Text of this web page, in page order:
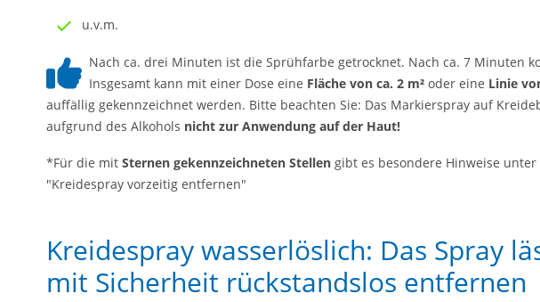
u.v.m.
Nach ca. drei Minuten ist die Sprühfarbe getrocknet. Nach ca. 7 Minuten
Insgesamt kann mit einer Dose eine Fläche von ca. 2 m² oder eine Linie
auffällig gekennzeichnet werden. Bitte beachten Sie: Das Markierspray auf
aufgrund des Alkohols nicht zur Anwendung auf der Haut!
*Für die mit Sternen gekennzeichneten Stellen gibt es besondere Hinweise unter
"Kreidespray vorzeitig entfernen"
Kreidespray wasserlöslich: Das Spray
mit Sicherheit rückstandslos entfernen